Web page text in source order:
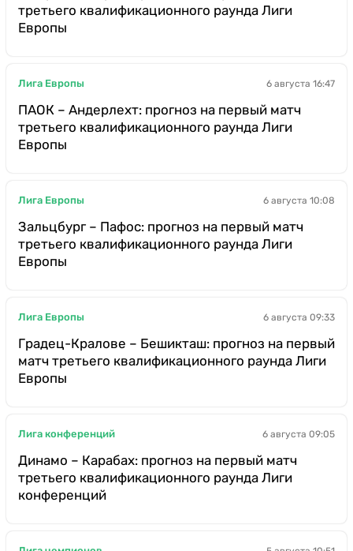
третьего квалификационного раунда Лиги
Европы
Лига Европы 6 августа 16:47
ПАОК – Андерлехт: прогноз на первый матч
третьего квалификационного раунда Лиги
Европы
Лига Европы 6 августа 10:08
Зальцбург – Пафос: прогноз на первый матч
третьего квалификационного раунда Лиги
Европы
Лига Европы 6 августа 09:33
Градец-Кралове – Бешикташ: прогноз на первый
матч третьего квалификационного раунда Лиги
Европы
Лига конференций 6 августа 09:05
Динамо – Карабах: прогноз на первый матч
третьего квалификационного раунда Лиги
конференций